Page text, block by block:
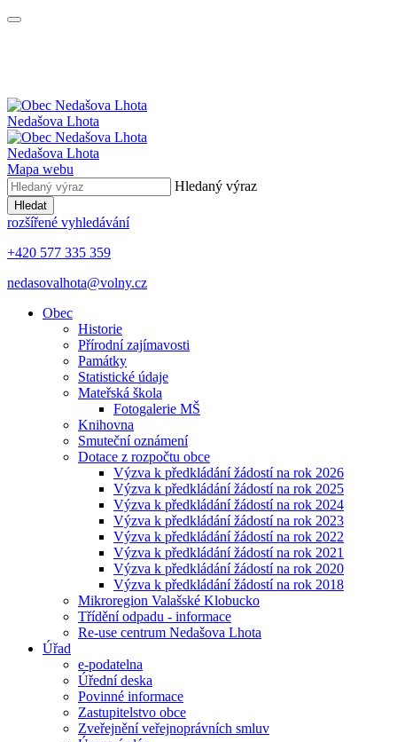
Nedašova Lhota
Nedašova Lhota
Mapa webu
Hledaný výraz
Hledat
rozšířené vyhledávání
+420 577 335 359
nedasovalhota@volny.cz
Obec
Historie
Přírodní zajímavosti
Památky
Statistické údaje
Mateřská škola
Fotogalerie MŠ
Knihovna
Smuteční oznámení
Dotace z rozpočtu obce
Výzva k předkládání žádostí na rok 2026
Výzva k předkládání žádostí na rok 2025
Výzva k předkládání žádostí na rok 2024
Výzva k předkládání žádostí na rok 2023
Výzva k předkládání žádostí na rok 2022
Výzva k předkládání žádostí na rok 2021
Výzva k předkládání žádostí na rok 2020
Výzva k předkládání žádostí na rok 2018
Mikroregion Valašské Klobucko
Třídění odpadu - informace
Re-use centrum Nedašova Lhota
Úřad
e-podatelna
Úřední deska
Povinné informace
Zastupitelstvo obce
Zveřejnění veřejnoprávních smluv